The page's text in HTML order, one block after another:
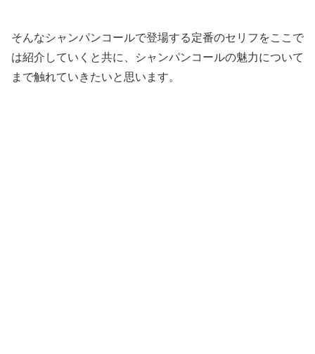
そんなシャンパンコールで登場する定番のセリフをここで
は紹介していくと共に、シャンパンコールの魅力について
まで触れていきたいと思います。